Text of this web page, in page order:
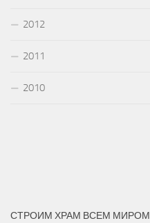
2012
2011
2010
СТРОИМ ХРАМ ВСЕМ МИРОМ